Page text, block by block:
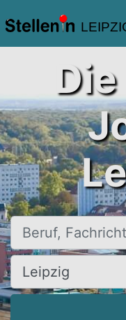
Beruf, Fachrichtung,
Ort, Stadt